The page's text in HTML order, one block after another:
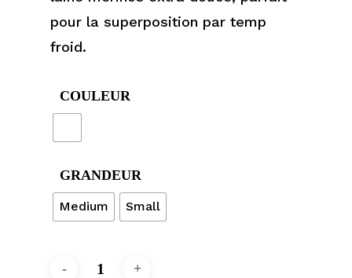
pour la superposition par temp
froid.
COULEUR
GRANDEUR
Medium Small